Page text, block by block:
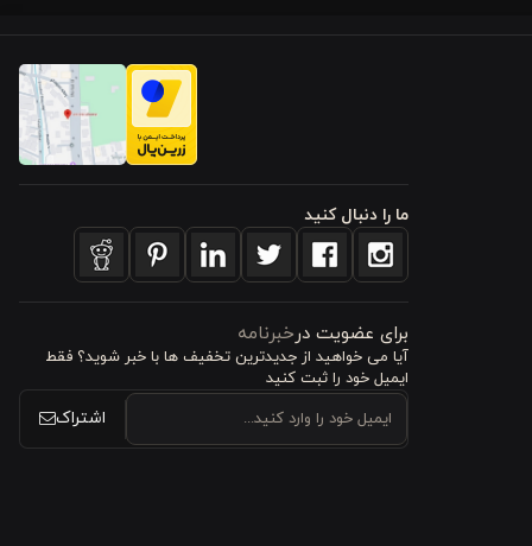
ما را دنبال کنید
برای عضویت درخبرنامه
آیا می خواهید از جدید‌ترین تخفیف‌ ها با‌ خبر شوید؟ فقط
ایمیل خود را ثبت کنید
اشتراک